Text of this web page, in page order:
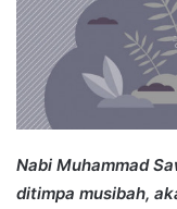
Nabi Muhammad
ditimpa musibah,